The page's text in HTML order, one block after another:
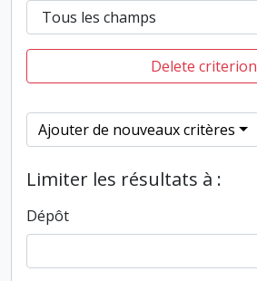
Delete criterion
Ajouter de nouveaux critères
Limiter les résultats à :
Dépôt